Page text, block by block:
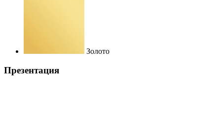
Золото
Презентация